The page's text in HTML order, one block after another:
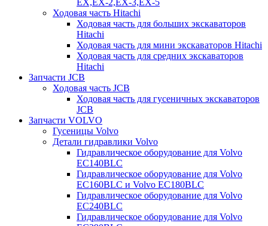
EX,EX-2,EX-3,EX-5
Ходовая часть Hitachi
Ходовая часть для больших экскаваторов
Hitachi
Ходовая часть для мини экскаваторов Hitachi
Ходовая часть для средних экскаваторов
Hitachi
Запчасти JCB
Ходовая часть JCB
Ходовая часть для гусеничных экскаваторов
JCB
Запчасти VOLVO
Гусеницы Volvo
Детали гидравлики Volvo
Гидравлическое оборудование для Volvo
EC140BLC
Гидравлическое оборудование для Volvo
EC160BLC и Volvo EC180BLC
Гидравлическое оборудование для Volvo
EC240BLC
Гидравлическое оборудование для Volvo